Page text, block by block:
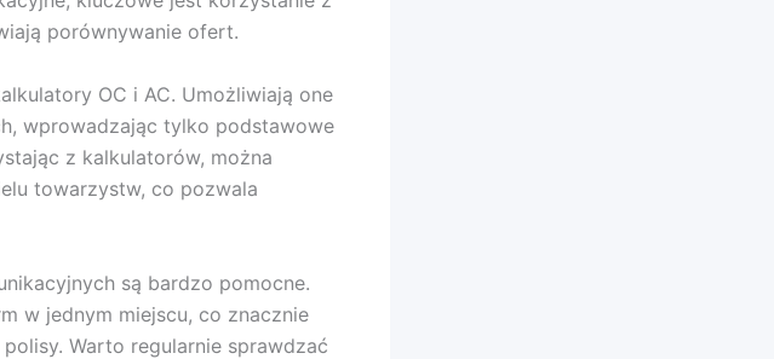
porównywanie ofert.
OC i AC. Umożliwiają one
wprowadzając tylko podstawowe
z kalkulatorów, można
towarzystw, co pozwala
są bardzo pomocne.
w jednym miejscu, co znacznie
Warto regularnie sprawdzać